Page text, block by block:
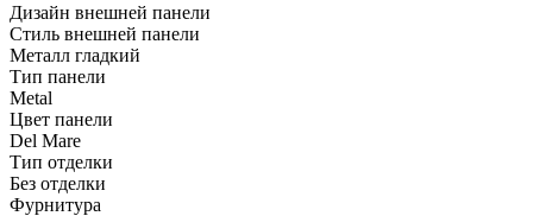
Дизайн внешней панели
Стиль внешней панели
Металл гладкий
Тип панели
Metal
Цвет панели
Del Mare
Тип отделки
Без отделки
Фурнитура